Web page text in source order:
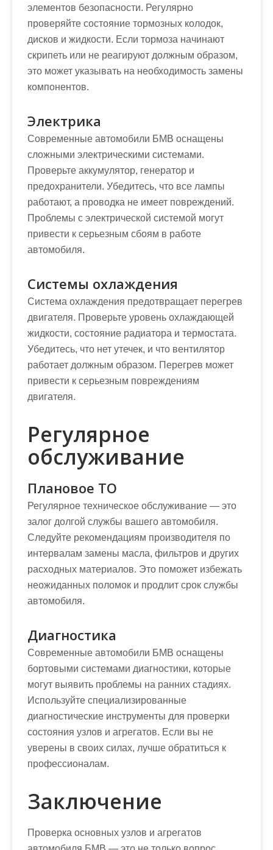
элементов безопасности. Регулярно
проверяйте состояние тормозных колодок,
дисков и жидкости. Если тормоза начинают
скрипеть или не реагируют должным образом,
это может указывать на необходимость замены
компонентов.
Электрика
Современные автомобили БМВ оснащены
сложными электрическими системами.
Проверьте аккумулятор, генератор и
предохранители. Убедитесь, что все лампы
работают, а проводка не имеет повреждений.
Проблемы с электрической системой могут
привести к серьезным сбоям в работе
автомобиля.
Системы охлаждения
Система охлаждения предотвращает перегрев
двигателя. Проверьте уровень охлаждающей
жидкости, состояние радиатора и термостата.
Убедитесь, что нет утечек, и что вентилятор
работает должным образом. Перегрев может
привести к серьезным повреждениям
двигателя.
Регулярное
обслуживание
Плановое ТО
Регулярное техническое обслуживание — это
залог долгой службы вашего автомобиля.
Следуйте рекомендациям производителя по
интервалам замены масла, фильтров и других
расходных материалов. Это поможет избежать
неожиданных поломок и продлит срок службы
автомобиля.
Диагностика
Современные автомобили БМВ оснащены
бортовыми системами диагностики, которые
могут выявить проблемы на ранних стадиях.
Используйте специализированные
диагностические инструменты для проверки
состояния узлов и агрегатов. Если вы не
уверены в своих силах, лучше обратиться к
профессионалам.
Заключение
Проверка основных узлов и агрегатов